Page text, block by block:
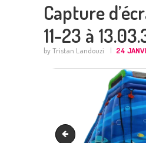
Capture
11-23 à
by Tristan Landouzi 24
The big slide